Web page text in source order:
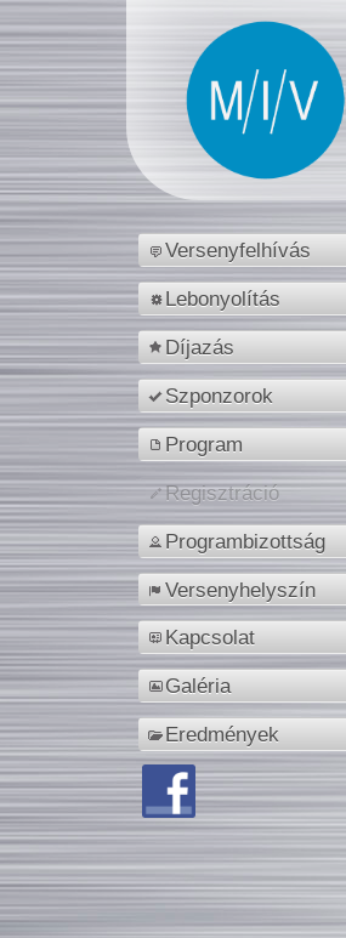
Versenyfelhívás
Lebonyolítás
Díjazás
Szponzorok
Program
Regisztráció
Programbizottság
Versenyhelyszín
Kapcsolat
Galéria
Eredmények